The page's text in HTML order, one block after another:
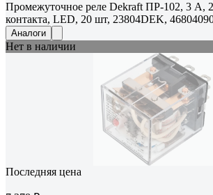
Промежуточное реле Dekraft ПР-102, 3 А,
контакта, LED, 20 шт, 23804DEK,
Аналоги
Нет в наличии
Последняя цена